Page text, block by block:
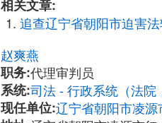
相关文章:
追查辽宁省朝阳市迫害
赵爽燕
职务:代理审判员
系统:司法 - 行政系统（法院
现任单位:辽宁省朝阳市凌源